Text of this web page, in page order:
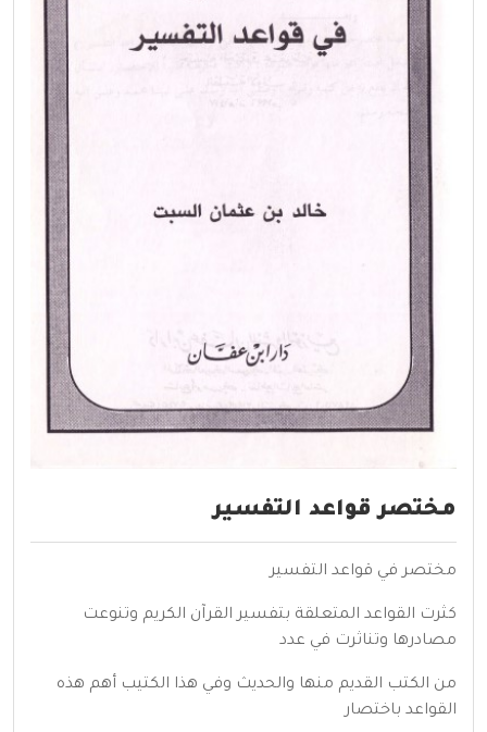
مختصر قواعد التفسير
مختصر في قواعد التفسير
كثرت القواعد المتعلقة بتفسير القرآن الكريم وتنوعت
مصادرها وتناثرت في عدد
من الكتب القديم منها والحديث وفي هذا الكتيب أهم هذه
القواعد باختصار